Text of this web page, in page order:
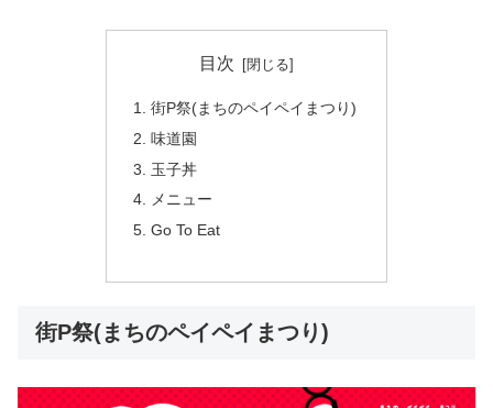
目次
街P祭(まちのペイペイまつり)
味道園
玉子丼
メニュー
Go To Eat
街P祭(まちのペイペイまつり)